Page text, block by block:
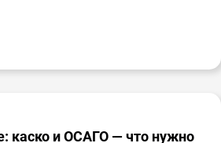
каско и ОСАГО — что нужно